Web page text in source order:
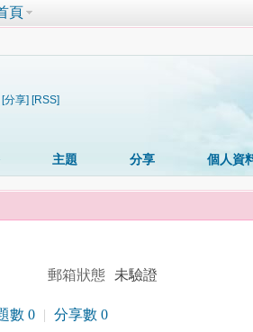
頁
[分享] [RSS]
主題 分享 個人資
郵箱狀態 未驗證
數 0 | 分享數 0